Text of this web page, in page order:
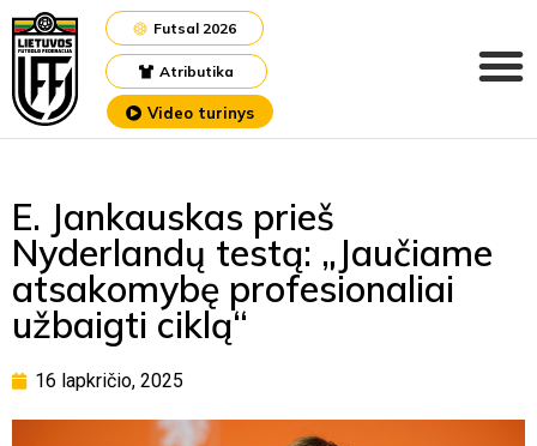
Atributika
Futsal 2026
Video turinys
E. Jankauskas prieš
Nyderlandų testą: „Jaučiame
atsakomybę profesionaliai
užbaigti ciklą“
16 lapkričio, 2025